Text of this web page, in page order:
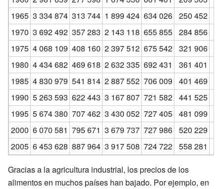
1965 3 334 874 313 744 1 899 424 634 026 250 452
1970 3 692 492 357 283 2 143 118 655 855 284 856
1975 4 068 109 408 160 2 397 512 675 542 321 906
1980 4 434 682 469 618 2 632 335 692 431 361 401
1985 4 830 979 541 814 2 887 552 706 009 401 469
1990 5 263 593 622 443 3 167 807 721 582 441 525
1995 5 674 380 707 462 3 430 052 727 405 481 099
2000 6 070 581 795 671 3 679 737 727 986 520 229
2005 6 453 628 887 964 3 917 508 724 722 558 281
Gracias a la agricultura industrial, los precios de los
alimentos en muchos países han bajado. Por ejemplo, en